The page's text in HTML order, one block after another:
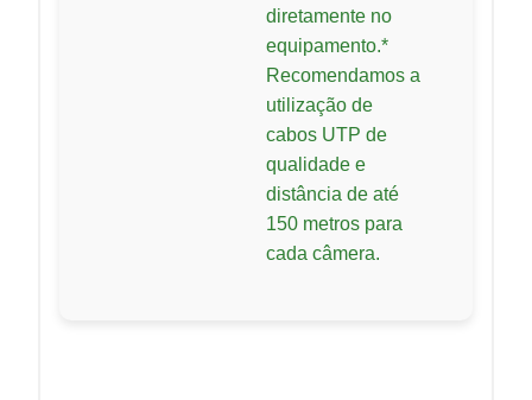
diretamente no
equipamento.*
Recomendamos a
utilização de
cabos UTP de
qualidade e
distância de até
150 metros para
cada câmera.